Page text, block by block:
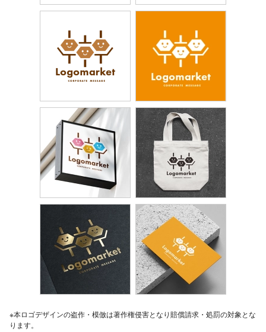
※本ロゴデザインの盗作・模倣は著作権侵害となり賠償請求・処罰の対象とな
ります。